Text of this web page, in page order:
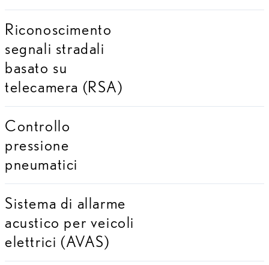
Riconoscimento
segnali stradali
basato su
telecamera (RSA)
Controllo
pressione
pneumatici
Sistema di allarme
acustico per veicoli
elettrici (AVAS)